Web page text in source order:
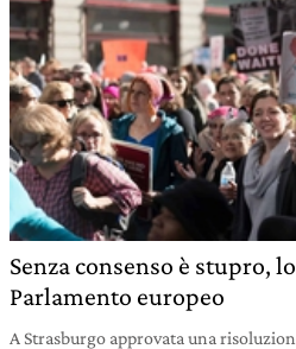
Senza consenso è stupro,
Parlamento europeo
A Strasburgo approvata una